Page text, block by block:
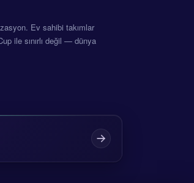
Ev sahibi takımlar
ile sınırlı değil — dünya